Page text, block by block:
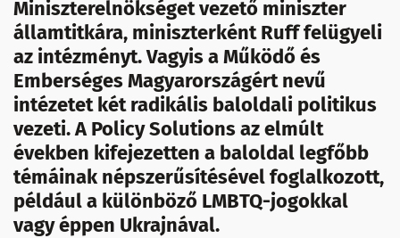
Miniszterelnökséget vezető miniszter
államtitkára, miniszterként Ruff felügyeli
az intézményt. Vagyis a Működő és
Emberséges Magyarországért nevű
intézetet két radikális baloldali politikus
vezeti. A Policy Solutions az elmúlt
években kifejezetten a baloldal legfőbb
témáinak népszerűsítésével foglalkozott,
például a különböző LMBTQ-jogokkal
vagy éppen Ukrajnával.